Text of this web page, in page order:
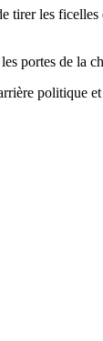
tirer les
portes de la
politique